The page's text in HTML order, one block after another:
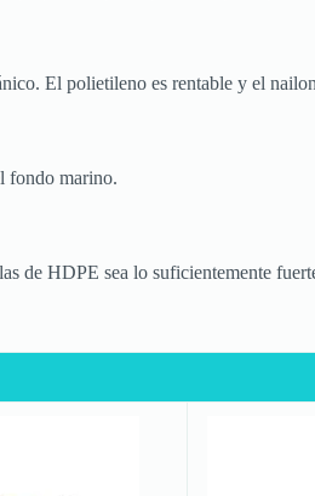
El polietileno es rentable y el
fondo marino.
de HDPE sea lo suficientemente